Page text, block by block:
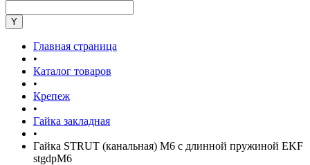
Главная страница
•
Каталог товаров
•
Крепеж
•
Гайка закладная
•
Гайка STRUT (канальная) М6 с длинной пружиной EKF
stgdpM6